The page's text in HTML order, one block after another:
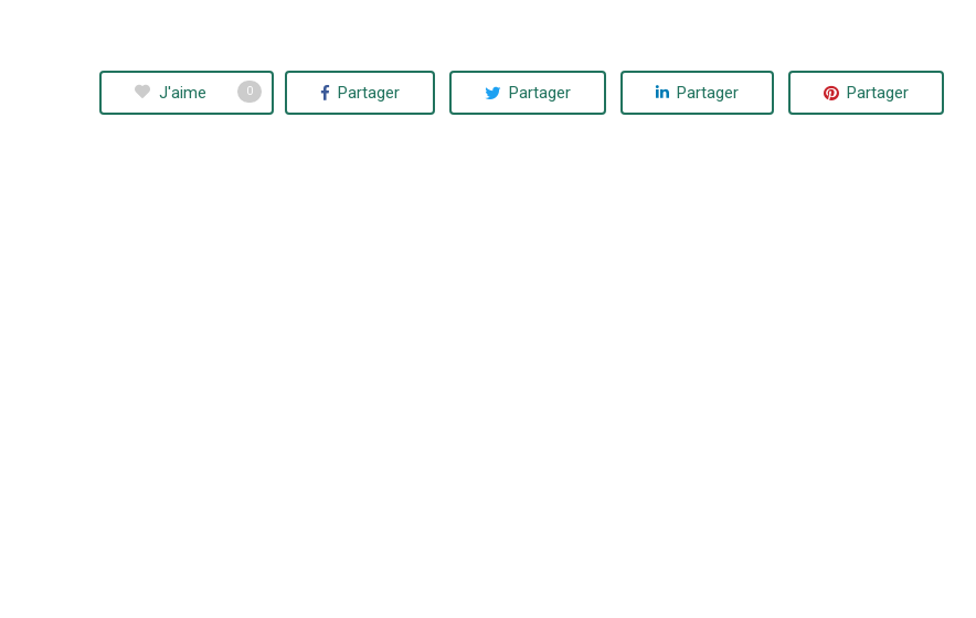
J'aime 0 Partager Partager Partager Partager